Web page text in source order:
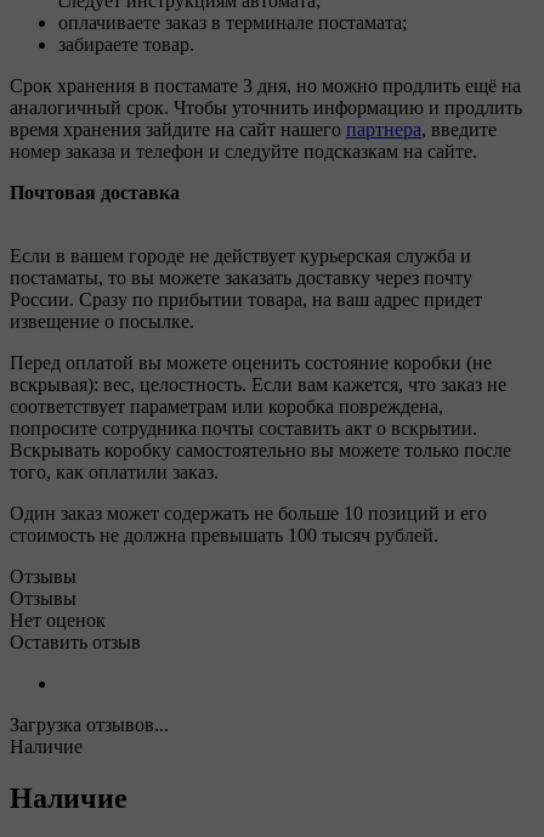
оплачиваете заказ в терминале постамата;
забираете товар.
Срок хранения в постамате 3 дня, но можно продлить ещё на
аналогичный срок. Чтобы уточнить информацию и продлить
время хранения зайдите на сайт нашего партнера, введите
номер заказа и телефон и следуйте подсказкам на сайте.
Почтовая доставка
Если в вашем городе не действует курьерская служба и
постаматы, то вы можете заказать доставку через почту
России. Сразу по прибытии товара, на ваш адрес придет
извещение о посылке.
Перед оплатой вы можете оценить состояние коробки (не
вскрывая): вес, целостность. Если вам кажется, что заказ не
соответствует параметрам или коробка повреждена,
попросите сотрудника почты составить акт о вскрытии.
Вскрывать коробку самостоятельно вы можете только после
того, как оплатили заказ.
Один заказ может содержать не больше 10 позиций и его
стоимость не должна превышать 100 тысяч рублей.
Отзывы
Отзывы
Нет оценок
Оставить отзыв
Загрузка отзывов...
Наличие
Наличие